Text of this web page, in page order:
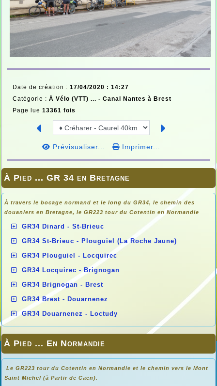
À Pied ... GR 34 en Bretagne
À travers le bocage normand et le long du GR34, le chemin des
douaniers en Bretagne, le GR223 tour du Cotentin en Normandie
GR34 Dinard - St-Brieuc
GR34 St-Brieuc - Plouguiel (La Roche Jaune)
GR34 Plouguiel - Locquirec
GR34 Locquirec - Brignogan
GR34 Brignogan - Brest
GR34 Brest - Douarnenez
GR34 Douarnenez - Loctudy
À Pied ... En Normandie
Le GR223 tour du Cotentin en Normandie et le chemin vers le Mont
Saint Michel (à Partir de Caen).
Date de création : 17/04/2020 : 14:27
Catégorie : À Vélo (VTT) ... - Canal Nantes à Brest
Page lue 13361 fois
Prévisualiser... Imprimer...